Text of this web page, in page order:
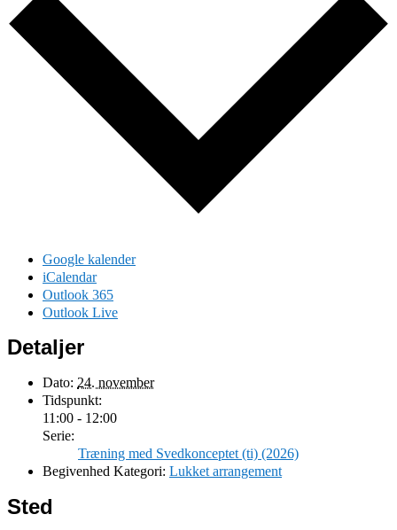
Google kalender
iCalendar
Outlook 365
Outlook Live
Detaljer
Dato: 24. november
Tidspunkt:
11:00 - 12:00
Serie:
Træning med Svedkonceptet (ti) (2026)
Begivenhed Kategori: Lukket arrangement
Sted